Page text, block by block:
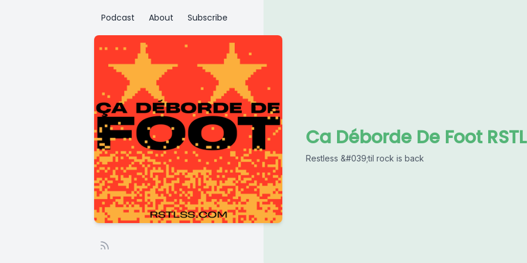
Podcast About Subscribe
Ca Déborde De Foot
Restless &#039;til rock is back